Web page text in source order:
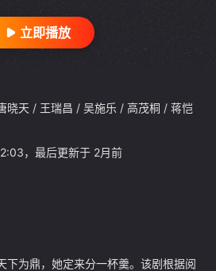
立即播放
晓天 / 王瑞昌 / 吴施乐 / 高茂桐 / 蒋恺
，最后更新于 2月前
下为鼎，她定来分一杯羹。该剧根据阅